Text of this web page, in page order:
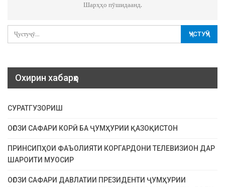
Шарҳҳо пӯшидаанд.
Охирин хабарҳо
СУРАТГУЗОРИШ
ОҒОЗИ САФАРИ КОРӢ БА ҶУМҲУРИИ ҚАЗОҚИСТОН
ПРИНСИПҲОИ ФАЪОЛИЯТИ КОРГАРДОНИ ТЕЛЕВИЗИОН ДАР
ШАРОИТИ МУОСИР
ОҒОЗИ САФАРИ ДАВЛАТИИ ПРЕЗИДЕНТИ ҶУМҲУРИИ